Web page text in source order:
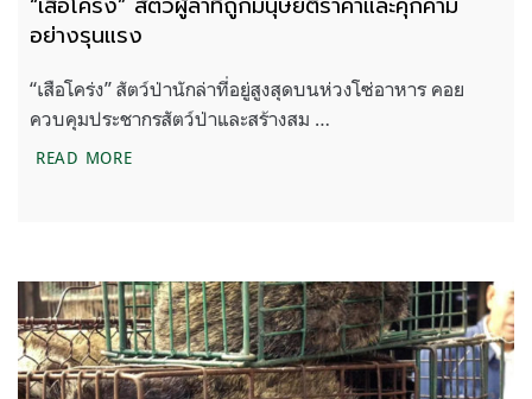
อย่างรุนแรง
“เสือโคร่ง” สัตว์ป่านักล่าที่อยู่สูงสุดบนห่วงโซ่อาหาร คอย
ควบคุมประชากรสัตว์ป่าและสร้างสม …
READ MORE“เสือโคร่ง” สัตว์ผู้ล่าที่ถูกมนุษย์ตีราคาและคุกคามอย่าง